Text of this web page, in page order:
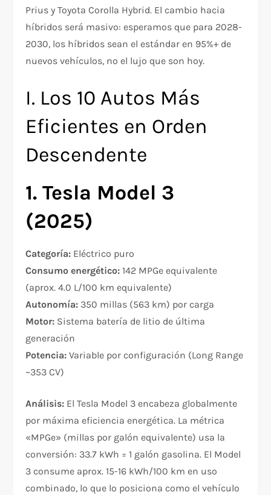
Prius y Toyota Corolla Hybrid. El cambio hacia
híbridos será masivo: esperamos que para 2028-
2030, los híbridos sean el estándar en 95%+ de
nuevos vehículos, no el lujo que son hoy.
I. Los 10 Autos Más
Eficientes en Orden
Descendente
1. Tesla Model 3
(2025)
Categoría: Eléctrico puro
Consumo energético: 142 MPGe equivalente
(aprox. 4.0 L/100 km equivalente)​
Autonomía: 350 millas (563 km) por carga
Motor: Sistema batería de litio de última
generación
Potencia: Variable por configuración (Long Range
~353 CV)
Análisis: El Tesla Model 3 encabeza globalmente
por máxima eficiencia energética. La métrica
«MPGe» (millas por galón equivalente) usa la
conversión: 33.7 kWh = 1 galón gasolina. El Model
3 consume aprox. 15-16 kWh/100 km en uso
combinado, lo que lo posiciona como el vehículo